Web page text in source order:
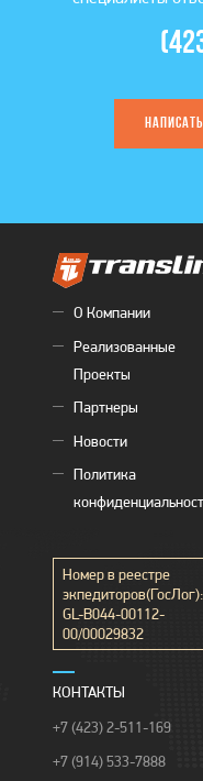
О Компании
Реализованные
Проекты
Партнеры
Новости
Политика
Номер в реестре
экпедиторов(ГосЛог):
GL-B044-00112-
00/00029832
КОНТАКТЫ
+7 (423) 2-511-169
+7 (914) 533-7888